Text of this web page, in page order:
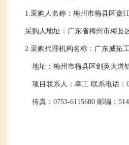
1.采购人名称： 梅州市梅县区畬
采购人地址： 广东省梅州市梅县
2.采购代理机构名称： 广东威拓
地址： 梅州市梅县区剑英大道
项目联系人：幸工 联系电话：
传真： 0753-6115680 邮编：